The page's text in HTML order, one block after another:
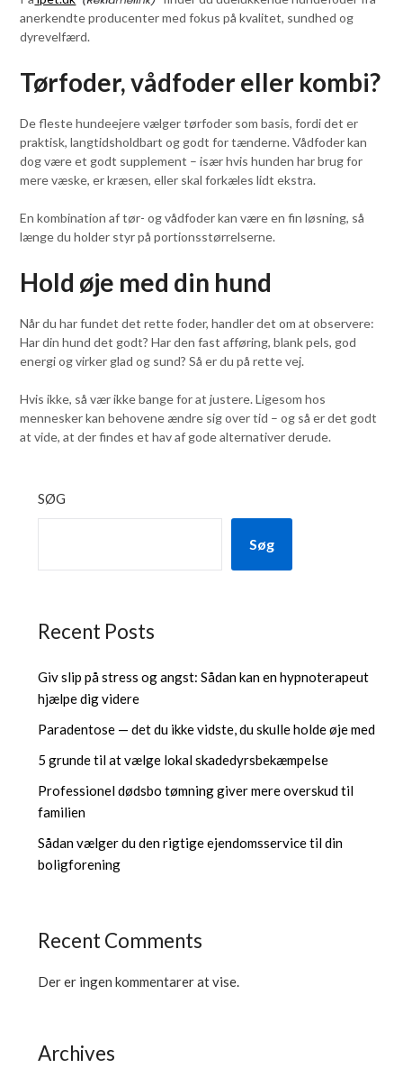
anerkendte producenter med fokus på kvalitet, sundhed og
dyrevelfærd.
Tørfoder, vådfoder eller kombi?
De fleste hundeejere vælger tørfoder som basis, fordi det er
praktisk, langtidsholdbart og godt for tænderne. Vådfoder kan
dog være et godt supplement – især hvis hunden har brug for
mere væske, er kræsen, eller skal forkæles lidt ekstra.
En kombination af tør- og vådfoder kan være en fin løsning, så
længe du holder styr på portionsstørrelserne.
Hold øje med din hund
Når du har fundet det rette foder, handler det om at observere:
Har din hund det godt? Har den fast afføring, blank pels, god
energi og virker glad og sund? Så er du på rette vej.
Hvis ikke, så vær ikke bange for at justere. Ligesom hos
mennesker kan behovene ændre sig over tid – og så er det godt
at vide, at der findes et hav af gode alternativer derude.
SØG
Søg
Recent Posts
Giv slip på stress og angst: Sådan kan en hypnoterapeut
hjælpe dig videre
Paradentose — det du ikke vidste, du skulle holde øje med
5 grunde til at vælge lokal skadedyrsbekæmpelse
Professionel dødsbo tømning giver mere overskud til
familien
Sådan vælger du den rigtige ejendomsservice til din
boligforening
Recent Comments
Der er ingen kommentarer at vise.
Archives